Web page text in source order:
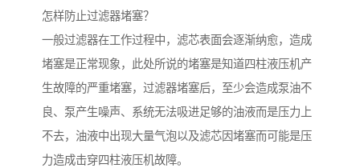
怎样防止过滤器堵塞？
一般过滤器在工作过程中，滤芯表面会逐渐纳愈，造成
堵塞是正常现象，此处所说的堵塞是知道四柱液压机产
生故障的严重堵塞，过滤器堵塞后，至少会造成泵油不
良、泵产生噪声、系统无法吸进足够的油液而是压力上
不去，油液中出现大量气泡以及滤芯因堵塞而可能是压
力造成击穿四柱液压机故障。